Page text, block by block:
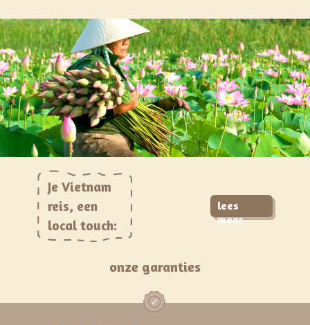
onze garanties
Je Vietnam
reis, een
local touch:
lees
meer